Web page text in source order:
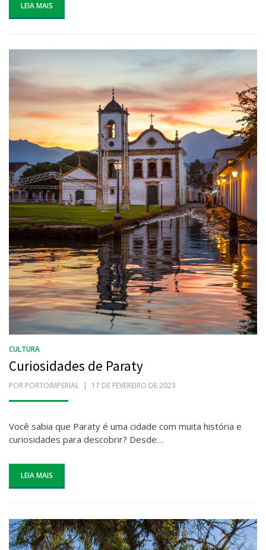
LEIA MAIS
CULTURA
Curiosidades de Paraty
POR PORTOIMPERIAL
POSTADO
17 DE FEVEREIRO DE 2023
Você sabia que Paraty é uma cidade com muita história e
curiosidades para descobrir? Desde…
LEIA MAIS